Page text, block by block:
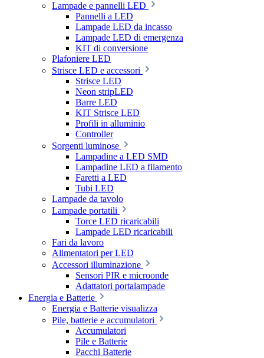
Lampade e pannelli LED
Pannelli a LED
Lampade LED da incasso
Lampade LED di emergenza
KIT di conversione
Plafoniere LED
Strisce LED e accessori
Strisce LED
Neon stripLED
Barre LED
KIT Strisce LED
Profili in alluminio
Controller
Sorgenti luminose
Lampadine a LED SMD
Lampadine LED a filamento
Faretti a LED
Tubi LED
Lampade da tavolo
Lampade portatili
Torce LED ricaricabili
Lampade LED ricaricabili
Fari da lavoro
Alimentatori per LED
Accessori illuminazione
Sensori PIR e microonde
Adattatori portalampade
Energia e Batterie
Energia e Batterie visualizza
Pile, batterie e accumulatori
Accumulatori
Pile e Batterie
Pacchi Batterie